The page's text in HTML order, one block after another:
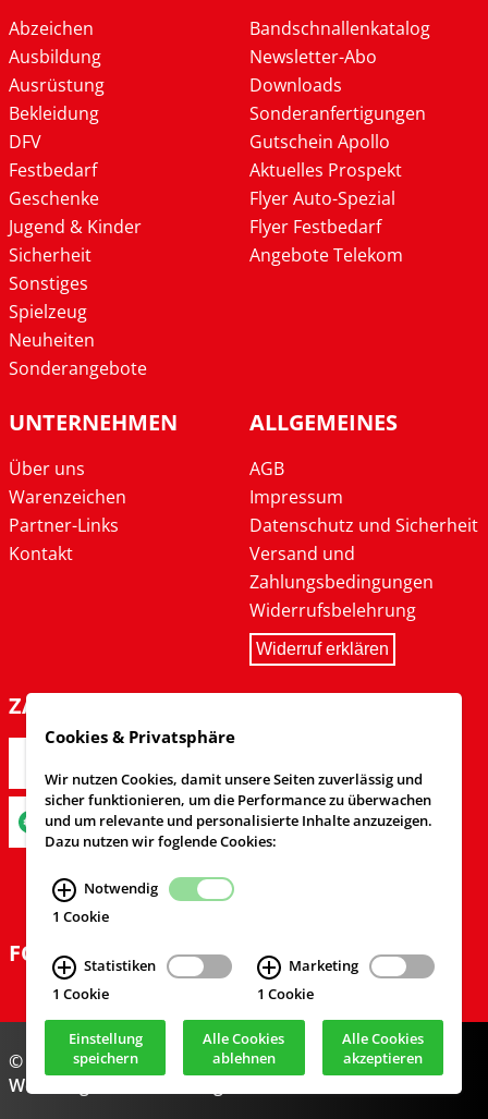
Abzeichen
Ausbildung
Ausrüstung
Bekleidung
DFV
Festbedarf
Geschenke
Jugend & Kinder
Sicherheit
Sonstiges
Spielzeug
Neuheiten
Sonderangebote
Bandschnallenkatalog
Newsletter-Abo
Downloads
Sonderanfertigungen
Gutschein Apollo
Aktuelles Prospekt
Flyer Auto-Spezial
Flyer Festbedarf
Angebote Telekom
UNTERNEHMEN
Über uns
Warenzeichen
Partner-Links
Kontakt
ALLGEMEINES
AGB
Impressum
Datenschutz und Sicherheit
Versand und
Zahlungsbedingungen
Widerrufsbelehrung
Widerruf erklären
ZAHLARTEN
FOLGEN SIE UNS
© Feuerwehrversand 2024
Webdesign & Realisierung
Cookies & Privatsphäre
Wir nutzen Cookies, damit unsere Seiten zuverlässig und
sicher funktionieren, um die Performance zu überwachen
und um relevante und personalisierte Inhalte anzuzeigen.
Dazu nutzen wir foglende Cookies:
Notwendig
1 Cookie
Statistiken
1 Cookie
Marketing
1 Cookie
Einstellung
speichern
Alle Cookies
ablehnen
Alle Cookies
akzeptieren